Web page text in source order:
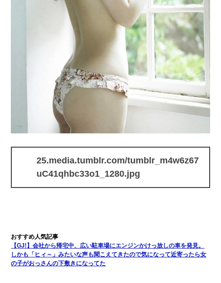
25.media.tumblr.com/tumblr_m4w6z67
uC41qhbc33o1_1280.jpg
【GJ!】会社から帰宅中、広い駐車場にエンジンかけっ放しの車を発見。
しかも「ヒィ～」みたいな声も聞こえてきたので気になって近寄ったら女
の子がおっさんの下敷きになってた